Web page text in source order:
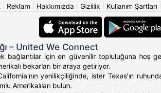
Reklam Hakkımızda Gizlilik Kullanım Şartları
– United We Connect
bağlantılar için en güvenilir topluluğuna hoş
bekarları bir araya getiriyor.
yenilikçiliğinde, ister Texas'ın
Amerikalıları bulun.